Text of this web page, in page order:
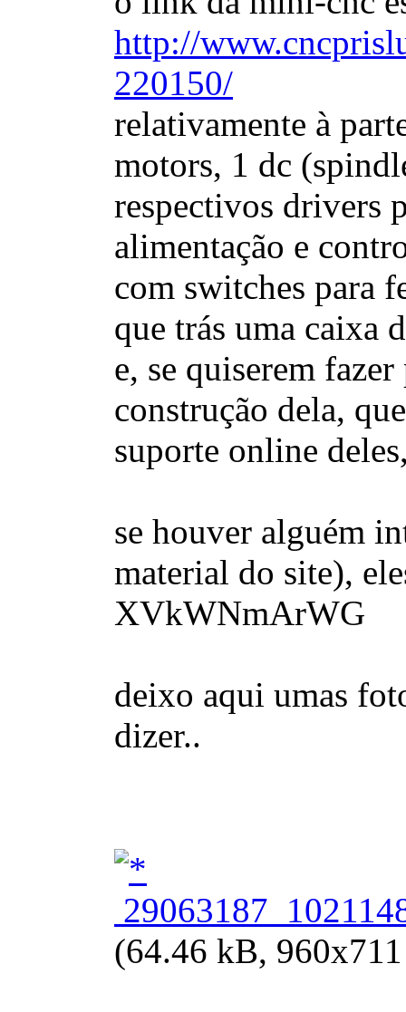
http://
220150/
relativamente à
motors, 1 dc
respectivos drivers
alimentação e
com switches para
que trás uma caixa
e, se quiserem
construção dela,
suporte online
se houver alguém
material do site),
XVkWNmArWG
deixo aqui umas
dizer..
(64.46 kB,